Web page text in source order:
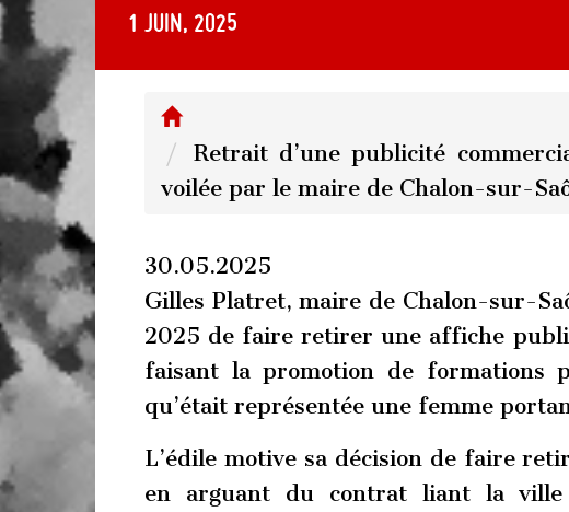
1 juin, 2025
Retrait d’une publicité
voilée par le maire de Chalon-sur-
30.05.2025
Gilles Platret, maire de Chalon-sur-
2025 de faire retirer une affiche
faisant la promotion de formations
qu’était représentée une femme
L’édile motive sa décision de faire
en arguant du contrat liant la ville